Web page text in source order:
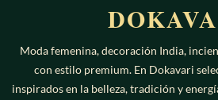
Moda femenina, decoración India,
con estilo premium. En Dokavari
inspirados en la belleza, tradición y